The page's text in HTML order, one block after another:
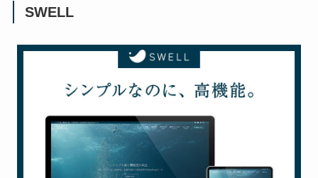
SWELL